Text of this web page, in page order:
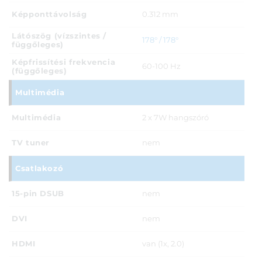
Képponttávolság 0.312 mm
Látószög (vízszintes /
függőleges)
178° / 178°
Képfrissítési frekvencia
(függőleges)
60-100 Hz
Multimédia
Multimédia 2 x 7W hangszóró
TV tuner nem
Csatlakozó
15-pin DSUB nem
DVI nem
HDMI van (1x, 2.0)